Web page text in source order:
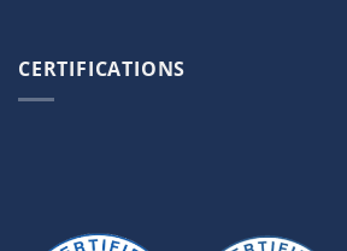
CERTIFICATIONS